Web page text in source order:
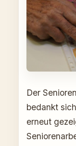
Der
bedankt
erneut